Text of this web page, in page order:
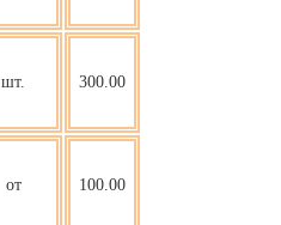
шт. 300.00
от 100.00